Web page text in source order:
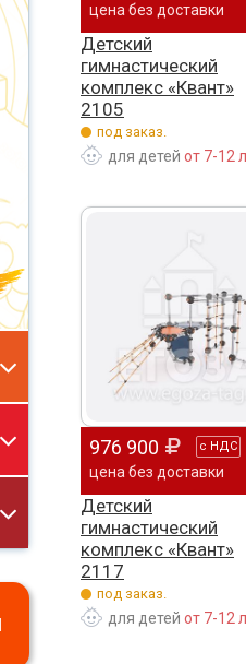
цена без доставки
Детский
гимнастический
комплекс «Квант»
2105
под заказ.
для детей от 7-12
976 900 с НДС
цена без доставки
Детский
гимнастический
комплекс «Квант»
2117
под заказ.
для детей от 7-12